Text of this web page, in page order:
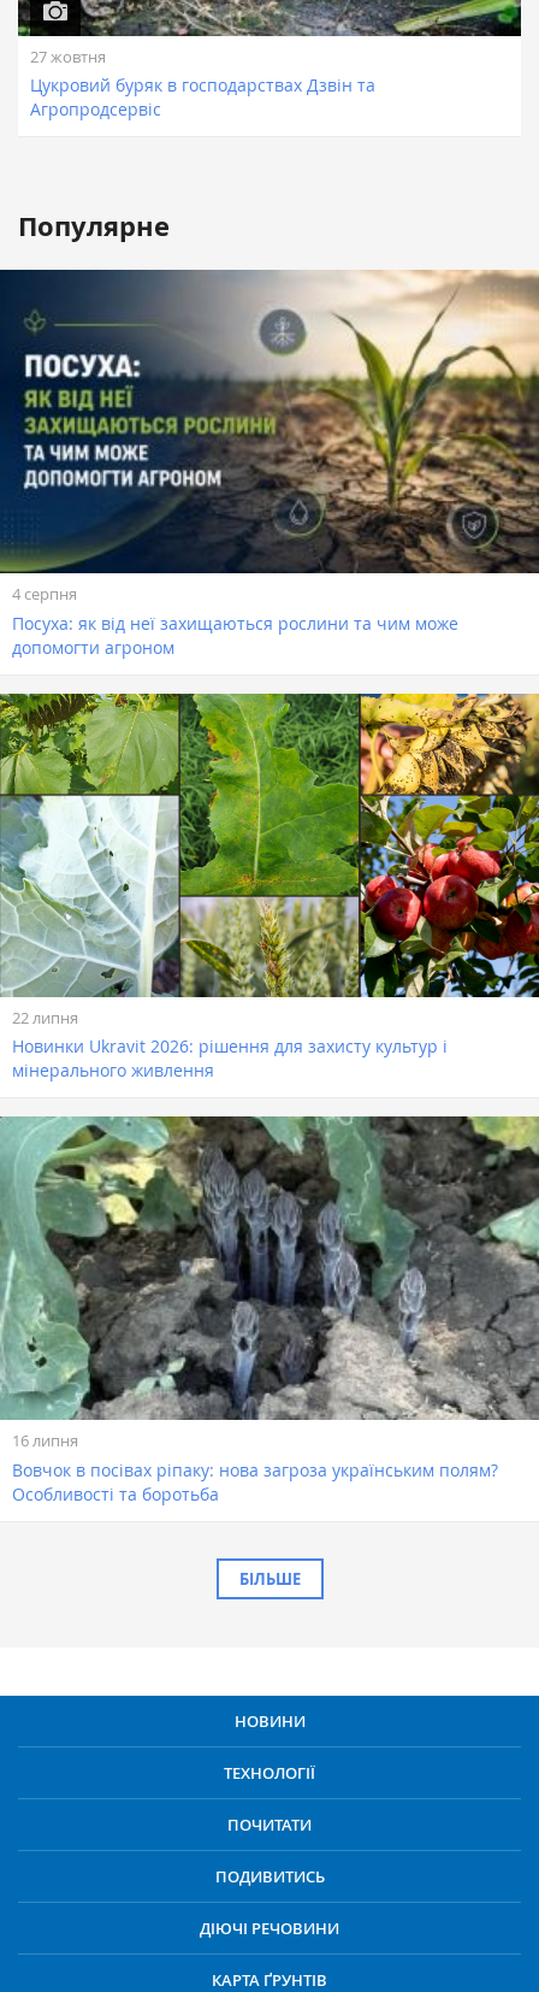
27 жовтня
Цукровий буряк в господарствах Дзвін та
Агропродсервіс
Популярне
4 серпня
Посуха: як від неї захищаються рослини та чим може
допомогти агроном
22 липня
Новинки Ukravit 2026: рішення для захисту культур і
мінерального живлення
16 липня
Вовчок в посівах ріпаку: нова загроза українським полям?
Особливості та боротьба
БІЛЬШЕ
НОВИНИ
ТЕХНОЛОГІЇ
ПОЧИТАТИ
ПОДИВИТИСЬ
ДІЮЧІ РЕЧОВИНИ
КАРТА ҐРУНТІВ